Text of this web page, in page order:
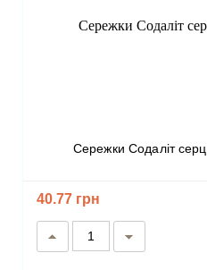
Сережки Содаліт
40.77 грн